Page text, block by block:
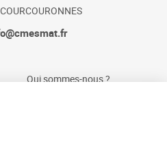
Qui sommes-nous ?